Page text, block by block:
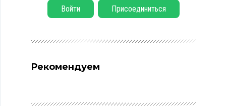
Войти Присоединиться
Рекомендуем